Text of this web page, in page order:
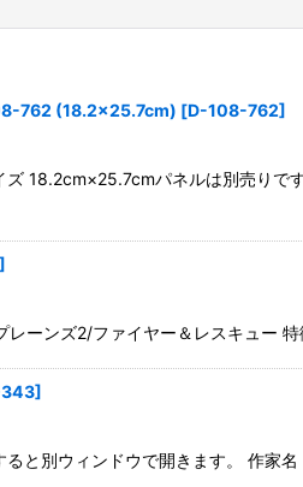
762 (18.2×25.7cm) [D-108-762]
18.2cm×25.7cmパネルは別売りで
]
ーンズ2/ファイヤー＆レスキュー
]
と別ウィンドウで開きます。 作家